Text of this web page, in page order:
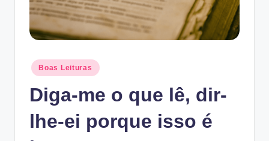
Posted
in
Boas Leituras
Diga-me o que lê, dir-
lhe-ei porque isso é